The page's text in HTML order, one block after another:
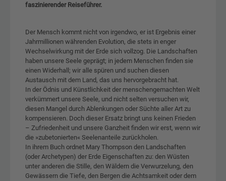
faszinierender Reiseführer.
Der Mensch kommt nicht von irgendwo, er ist Ergebnis einer
Jahrmillionen währenden Evolution, die stets in enger
Wechselwirkung mit der Erde sich vollzog. Die Landschaften
haben unsere Seele geprägt; in jedem Menschen finden sie
einen Widerhall; wir alle spüren und suchen diesen
Austausch mit dem Land, das uns hervorgebracht hat.
In der Ödnis und Künstlichkeit der menschengemachten Welt
verkümmert unsere Seele, und nicht selten versuchen wir,
diesen Mangel durch Ablenkungen oder Süchte aller Art zu
kompensieren. Doch dieser Ersatz bringt uns keinen Frieden
– Zufriedenheit und unsere Ganzheit finden wir erst, wenn wir
die »zubetonierten« Seelenanteile zurückholen.
In ihrem Buch ordnet Mary Thompson den Landschaften
(oder Archetypen) der Erde Eigenschaften zu: den Wüsten
unter anderen die Stille, den Wäldern die Verwurzelung, den
Gewässern die Tiefe, den Bergen die Achtsamkeit oder dem